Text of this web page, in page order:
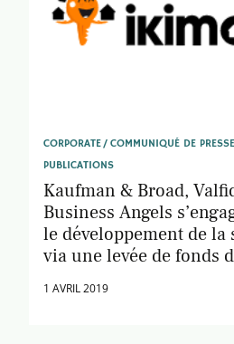
CORPORATE COMMUNIQUÉ DE PRESSE
PUBLICATIONS
Kaufman & Broad,
Business Angels
le développement de
via une levée de fonds
1 AVRIL 2019